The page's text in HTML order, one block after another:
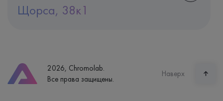
Щорса, 38к1
Часы работы
пн-вс: 7:30-15:00
2026, Chromolab.
Все права защищены.
Наверх